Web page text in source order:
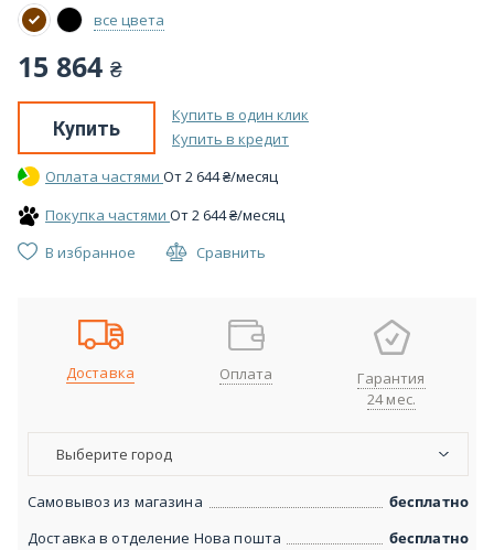
все цвета
15 864 ₴
Купить
Купить в один клик
Купить в кредит
Оплата частями От2 644₴/месяц
Покупка частями От2 644₴/месяц
В избранное
Сравнить
Доставка Оплата
Гарантия
24 мес.
Выберите город
Самовывоз из магазина
бесплатно
Доставка в отделение Нова пошта
бесплатно